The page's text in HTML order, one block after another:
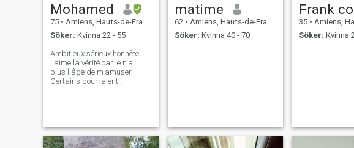
Mohamed
75 • Amiens, Hauts-de-France, Frankrike
Söker: Kvinna 22 - 55
Ambitieux sérieux honnête
j'aime la vérité car je n'ai
plus l'âge de m'amuser.
Certains pourraient
sérieux et de responsabilités
et surtout j aime
matime
62 • Amiens, Hauts-de-France, Frankrike
Söker: Kvinna 40 - 70
Frank
35 • Amiens, Hauts-
Söker: Kvinna